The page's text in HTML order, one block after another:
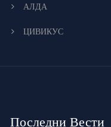
АЛДА
ЦИВИКУС
Последни Вести